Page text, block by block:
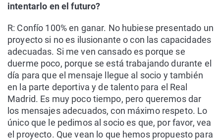
intentarlo en el futuro?
R: Confío 100% en ganar. No hubiese presentado un
proyecto si no es ilusionante o con las capacidades
adecuadas. Si me ven cansado es porque se
duerme poco, porque se está trabajando durante el
día para que el mensaje llegue al socio y también
en la parte deportiva y de talento para el Real
Madrid. Es muy poco tiempo, pero queremos dar
los mensajes adecuados, con máximo respeto. Lo
único que le pedimos al socio es que, por favor, vea
el proyecto. Que vean lo que hemos propuesto para